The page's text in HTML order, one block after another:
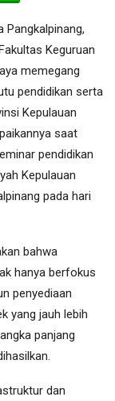
Pangkalpinang,
Keguruan
memegang
pendidikan serta
Kepulauan
saat
pendidikan
Kepulauan
pada hari
bahwa
hanya berfokus
penyediaan
yang jauh lebih
panjang
dan